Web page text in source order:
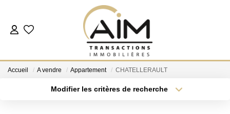
ACHETER
Accueil A vendre Appartement CHATELLERAULT
Modifier les critères de recherche